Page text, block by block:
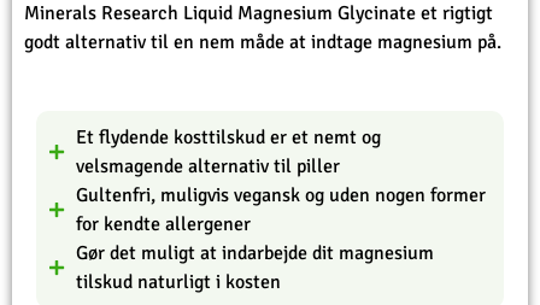
Minerals Research Liquid Magnesium Glycinate et rigtigt
godt alternativ til en nem måde at indtage magnesium på.
Et flydende kosttilskud er et nemt og
velsmagende alternativ til piller
Gultenfri, muligvis vegansk og uden nogen former
for kendte allergener
Gør det muligt at indarbejde dit magnesium
tilskud naturligt i kosten